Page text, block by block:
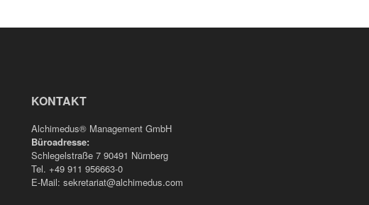
KONTAKT
Alchimedus® Management GmbH
Büroadresse:
Schlegelstraße 7 90491 Nürnberg
Tel. +49 911 956663-0
E-Mail: sekretariat@alchimedus.com